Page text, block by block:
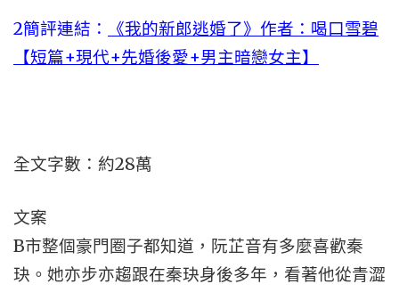
2簡評連結：
《我的新郎逃婚了》作者：喝口雪碧
【短篇+現代+先婚後愛+男主暗戀女主】
全文字數：約28萬
文案
B市整個豪門圈子都知道，阮芷音有多麼喜歡秦
玦。她亦步亦趨跟在秦玦身後多年，看著他從青澀